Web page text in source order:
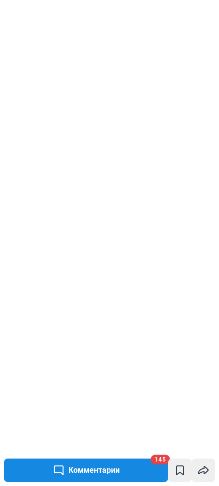
Комментарии
145